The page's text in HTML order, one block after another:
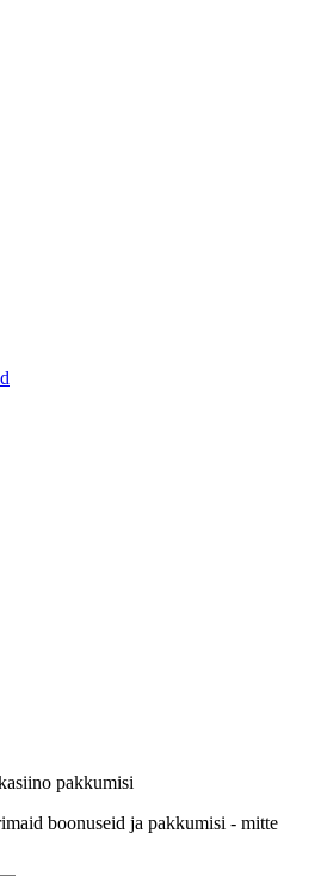
pakkumisi
boonuseid ja pakkumisi - mitte